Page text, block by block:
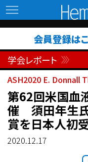
会員登録は
学会レポート
ASH2020 E. Donnall
第62回米国血
催 須田年生
賞を日本人初
2020.12.17